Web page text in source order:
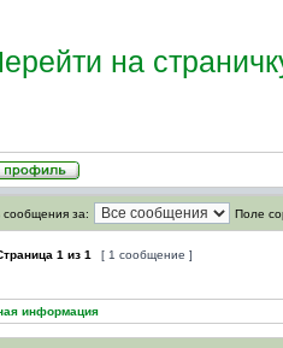
на
сообщения за: Поле
1 из 1 [ 1 сообщение ]
информация